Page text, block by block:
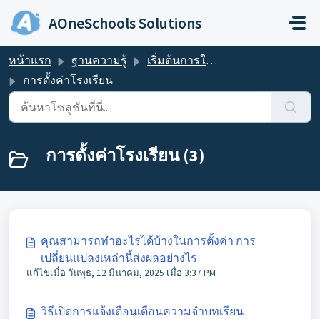
ข้ามไปยังเนื้อหาหลัก
AOneSchools Solutions
หน้าแรก ฐานความรู้
เริ่มต้นการใช้งาน
การตั้งค่าโรงเรียน
การตั้งค่าโรงเรียน (3)
คุณสามารถทำอะไรได้บ้างในการตั้งค่า การ
เปลี่ยนแปลงเหล่านี้ส่งผลอย่างไร
แก้ไขเมื่อ วันพุธ, 12 มีนาคม, 2025 เมื่อ 3:37 PM
วิธีเปิดการแจ้งเตือนเตือนความจำบทเรียน